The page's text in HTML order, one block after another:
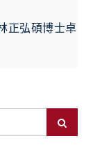
正弘碩博士卓